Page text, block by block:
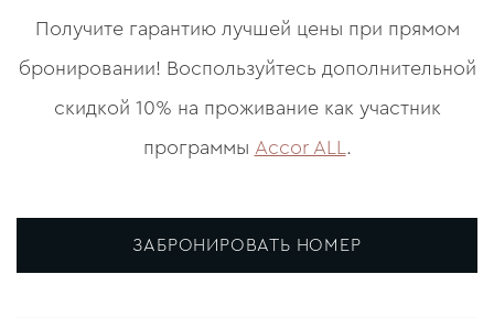
Получите гарантию лучшей цены при прямом
бронировании! Воспользуйтесь дополнительной
скидкой 10% на проживание как участник
программы Accor ALL.
ЗАБРОНИРОВАТЬ НОМЕР